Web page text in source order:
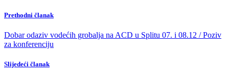
Prethodni članak
Dobar odaziv vodećih grobalja na ACD u Splitu 07. i 08.12 / Poziv
za konferenciju
Slijedeći članak